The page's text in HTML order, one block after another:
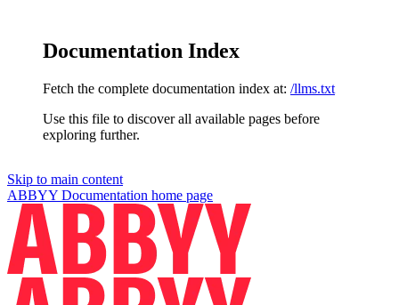
Documentation Index
Fetch the complete documentation index at: /llms.txt
Use this file to discover all available pages before
exploring further.
Skip to main content
ABBYY Documentation home page